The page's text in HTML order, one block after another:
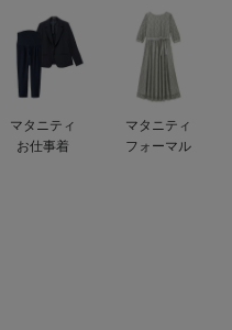
マタニティ
お仕事着
マタニティ
フォーマル